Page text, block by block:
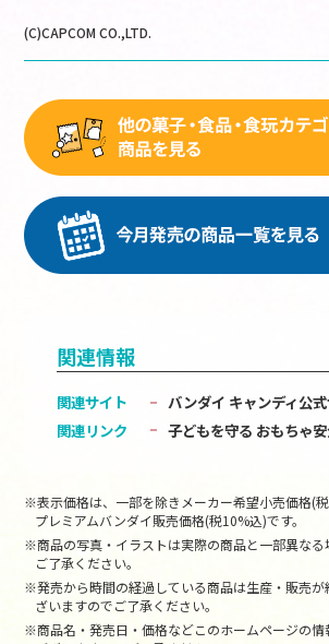
(C)CAPCOM CO.,LTD.
関連情報
関連サイト
バンダイ キャンディ公
関連リンク
子どもを守る おもちゃ
※表示価格は、一部を除きメーカー希望小売価格(税
プレミアムバンダイ販売価格(税10%込)です。
※商品の写真・イラストは実際の商品と一部異なる
ご了承ください。
※発売から時間の経過している商品は生産・販売
ざいますのでご了承ください。
※商品名・発売日・価格などこのホームページの